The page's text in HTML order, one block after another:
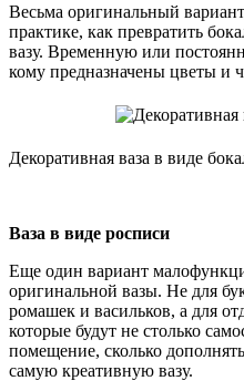
Весьма оригинальный
практике, как превратить
вазу. Временную или
кому предназначены цветы и
Декоративная ваза в виде
Ваза в виде росписи
Еще один вариант
оригинальной вазы. Не для
ромашек и васильков, а для
которые будут не столько
помещение, сколько
самую креативную вазу.